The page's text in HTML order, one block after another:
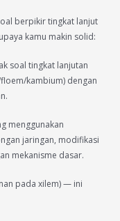
berpikir tingkat lanjut
kamu makin solid:
soal tingkat lanjutan
kambium) dengan
menggunakan
jaringan, modifikasi
mekanisme dasar.
pada xilem) — ini